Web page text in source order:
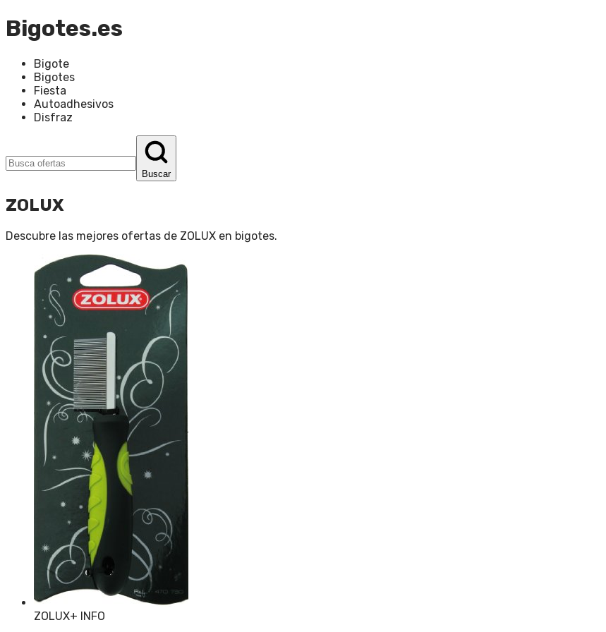
Bigotes.es
Bigote
Bigotes
Fiesta
Autoadhesivos
Disfraz
Buscar
ZOLUX
Descubre las mejores ofertas de ZOLUX en bigotes.
ZOLUX+ INFO